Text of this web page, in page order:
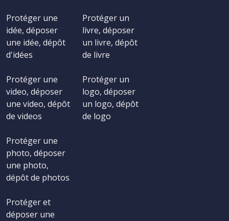
Protéger une
idée, déposer
une idée, dépôt
d'idées
Protéger une
video, déposer
une video, dépôt
de videos
Protéger une
photo, déposer
une photo,
dépôt de photos
Protéger et
déposer une
Protéger un
livre, déposer
un livre, dépôt
de livre
Protéger un
logo, déposer
un logo, dépôt
de logo